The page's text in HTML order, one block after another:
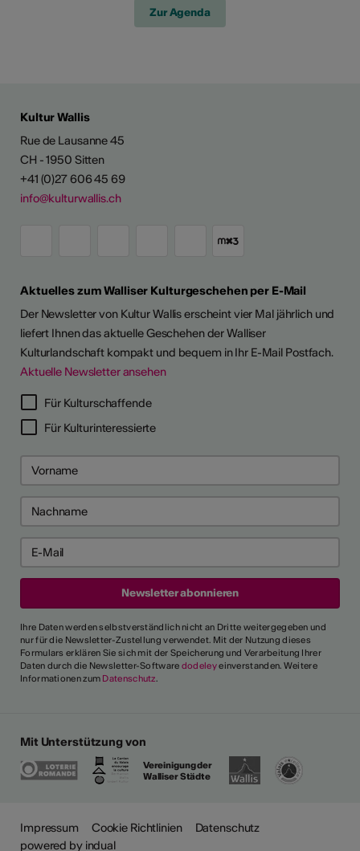
Zur Agenda
Kultur Wallis
Rue de Lausanne 45
CH - 1950 Sitten
+41 (0)27 606 45 69
info@kulturwallis.ch
Aktuelles zum Walliser Kulturgeschehen per E-Mail
Der Newsletter von Kultur Wallis erscheint vier Mal jährlich und
liefert Ihnen das aktuelle Geschehen der Walliser
Kulturlandschaft kompakt und bequem in Ihr E-Mail Postfach.
Aktuelle Newsletter ansehen
Für Kulturschaffende
Für Kulturinteressierte
Ihre Daten werden selbstverständlich nicht an Dritte weitergegeben und
nur für die Newsletter-Zustellung verwendet. Mit der Nutzung dieses
Formulars erklären Sie sich mit der Speicherung und Verarbeitung Ihrer
Daten durch die Newsletter-Software dodeleyeinverstanden. Weitere
Informationen zum Datenschutz.
Mit Unterstützung von
Vereinigung der
Walliser Städte
Impressum Cookie Richtlinien
Datenschutz
powered by indual